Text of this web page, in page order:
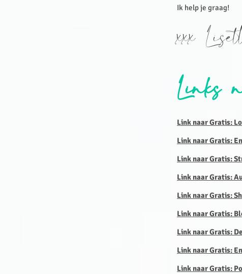
Ik help je graag!
xxx
Links
Link naar Gratis:
Link naar Gratis:
Link naar Gratis:
Link naar Gratis:
Link naar Gratis:
Link naar Gratis:
Link naar Gratis:
Link naar Gratis:
Link naar Gratis: